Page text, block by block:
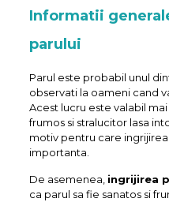
Informatii
parului
Parul este probabil unul
observati la oameni cand
Acest lucru este valabil
frumos si stralucitor lasa
motiv pentru care
importanta.
De asemenea, ingrijirea
ca parul sa fie sanatos si